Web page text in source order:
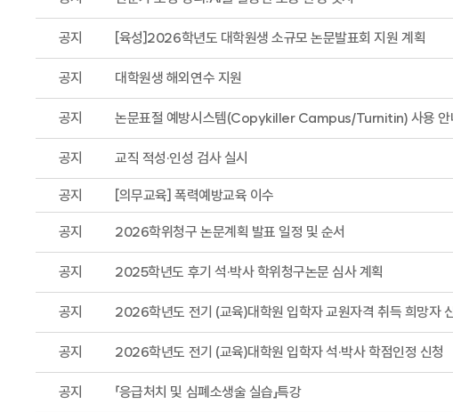
공지 [육성]2026학년도 대학원생 소규모 논문발표회 지원 계획
공지 대학원생 해외연수 지원
공지 논문표절 예방시스템(Copykiller Campus/Turnitin) 사용 안
공지 교직 적성·인성 검사 실시
공지 [의무교육] 폭력예방교육 이수
공지 2026학위청구 논문계획 발표 일정 및 순서
공지 2025학년도 후기 석·박사 학위청구논문 심사 계획
공지 2026학년도 전기 (교육)대학원 입학자 교원자격 취득 희망자
공지 2026학년도 전기 (교육)대학원 입학자 석·박사 학점인정 신청
공지 「응급처치 및 심폐소생술 실습」특강